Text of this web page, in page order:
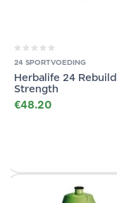
24 SPORTVOEDING
Herbalife 24 Rebuild
Strength
€48.20